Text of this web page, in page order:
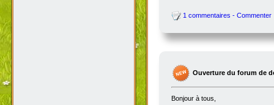
1 commentaires - Commenter
Ouverture du forum de
Bonjour à tous,